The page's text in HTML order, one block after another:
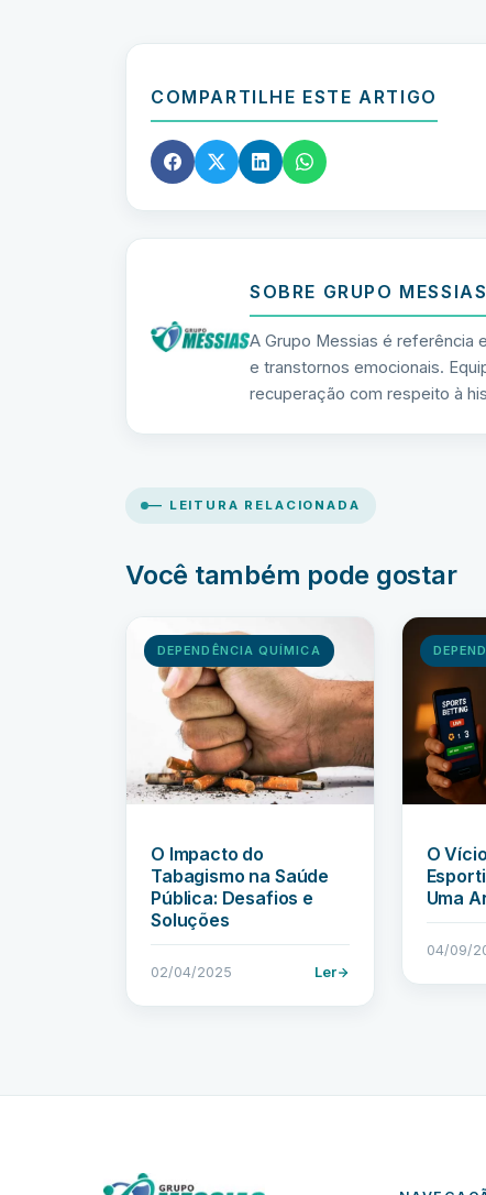
COMPARTILHE ESTE ARTIGO
SOBRE GRUPO MESSIAS
A Grupo Messias é referência
e transtornos emocionais.
recuperação com respeito à
— LEITURA RELACIONADA
Você também pode gostar
DEPENDÊNCIA QUÍMICA
O Impacto do
Tabagismo na Saúde
Pública: Desafios e
Soluções
02/04/2025 Ler
O
Uma
04/09/